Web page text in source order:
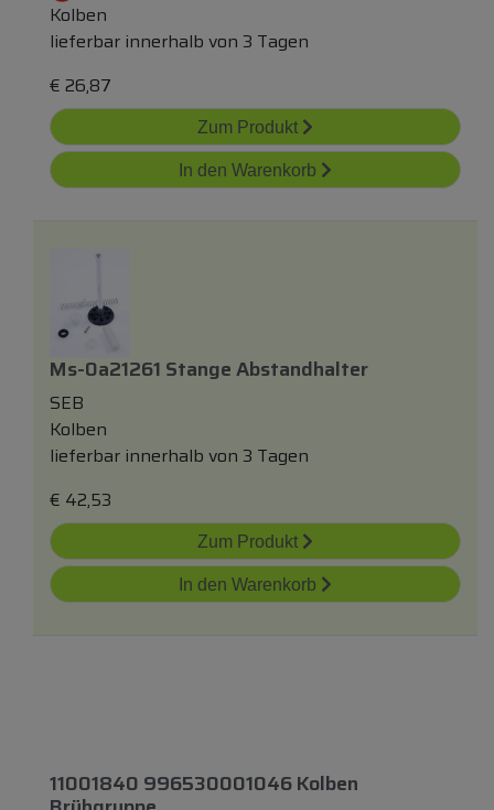
Kolben
lieferbar innerhalb von 3 Tagen
€ 26,87
Zum Produkt
In den Warenkorb
Ms-0a21261 Stange Abstandhalter
SEB
Kolben
lieferbar innerhalb von 3 Tagen
€ 42,53
Zum Produkt
In den Warenkorb
11001840 996530001046 Kolben